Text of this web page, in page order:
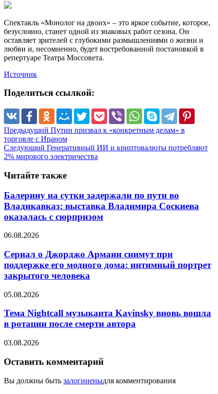
Спектакль «Монолог на двоих» – это яркое событие, которое,
безусловно, станет одной из знаковых работ сезона. Он
оставляет зрителей с глубокими размышлениями о жизни и
любви и, несомненно, будет востребованной постановкой в
репертуаре Театра Моссовета.
Источник
Поделиться ссылкой:
Предыдущий Путин призвал к «конкретным делам» в
торговле с Ираном
Следующий Генеративный ИИ и криптовалюты потребляют
2% мирового электричества
Читайте также
Балерину на сутки задержали по пути во
Владикавказ: выставка Владимира Соскиева
оказалась с сюрпризом
06.08.2026
Сериал о Джорджо Армани снимут при
поддержке его модного дома: интимный портрет
закрытого человека
05.08.2026
Тема Nightcall музыканта Kavinsky вновь вошла
в ротации после смерти автора
03.08.2026
Оставить комментарий
Вы должны быть залогиненыдля комментирования